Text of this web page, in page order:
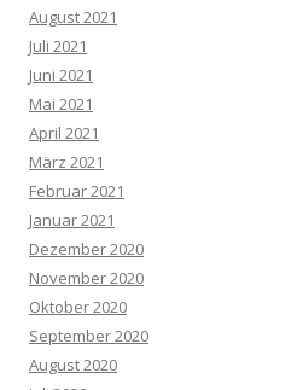
August 2021
Juli 2021
Juni 2021
Mai 2021
April 2021
März 2021
Februar 2021
Januar 2021
Dezember 2020
November 2020
Oktober 2020
September 2020
August 2020